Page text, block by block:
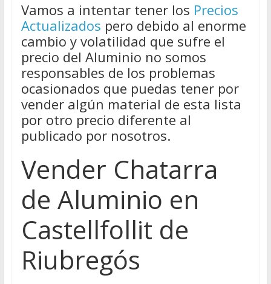
Vamos a intentar tener los Precios
Actualizados pero debido al enorme
cambio y volatilidad que sufre el
precio del Aluminio no somos
responsables de los problemas
ocasionados que puedas tener por
vender algún material de esta lista
por otro precio diferente al
publicado por nosotros.
Vender Chatarra
de Aluminio en
Castellfollit de
Riubregós